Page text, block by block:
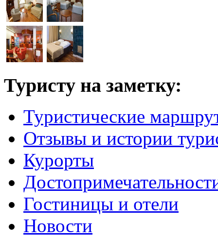
Туристу на заметку:
Туристические
Отзывы и истории
Курорты
Гостиницы и отели
Новости